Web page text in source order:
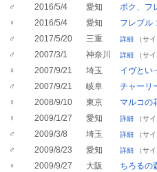
♂ 2016/5/4 愛知 ボク、フ
♀ 2016/5/4 愛知 フレブル
♂ 2017/5/20 三重 詳細（サイ
♂ 2007/3/1 神奈川 詳細（サイ
♀ 2007/9/21 埼玉 イヴとい
♂ 2007/9/21 岐阜 チャーリ
♀ 2008/9/10 東京 マルコの
♀ 2009/1/27 愛知 詳細（サイ
♂ 2009/3/8 埼玉 詳細（サイ
♂ 2009/8/23 愛知 詳細（サイ
♀ 2009/9/27 大阪 ちろるの